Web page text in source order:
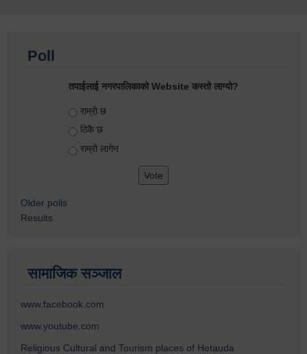
Poll
तपाईलाई नगरपालिकाको Website कस्तो लाग्यो?
Choices
राम्रो छ
ठिकै छ
राम्रो लागेन
Older polls
Results
सामाजिक सञ्जाल
www.facebook.com
www.youtube.com
Religious Cultural and Tourism places of Hetauda